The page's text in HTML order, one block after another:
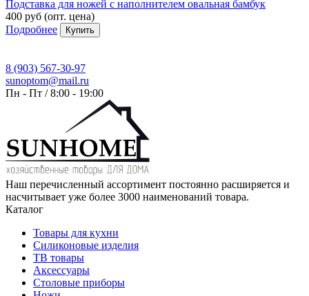
Подставка для ножей с наполнителем овальная бамбук
400 руб (опт. цена)
Подробнее
Купить
8 (903) 567-30-97
sunoptom@mail.ru
Пн - Пт / 8:00 - 19:00
Наш перечисленный ассортимент постоянно расширяется и
насчитывает уже более 3000 наименований товара.
Каталог
Товары для кухни
Силиконовые изделия
ТВ товары
Аксессуары
Столовые приборы